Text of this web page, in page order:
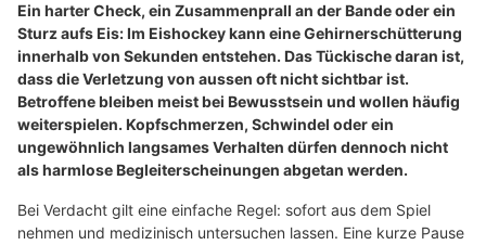
Ein harter Check, ein Zusammenprall an der Bande oder ein
Sturz aufs Eis: Im Eishockey kann eine Gehirnerschütterung
innerhalb von Sekunden entstehen. Das Tückische daran ist,
dass die Verletzung von aussen oft nicht sichtbar ist.
Betroffene bleiben meist bei Bewusstsein und wollen häufig
weiterspielen. Kopfschmerzen, Schwindel oder ein
ungewöhnlich langsames Verhalten dürfen dennoch nicht
als harmlose Begleiterscheinungen abgetan werden.
Bei Verdacht gilt eine einfache Regel: sofort aus dem Spiel
nehmen und medizinisch untersuchen lassen. Eine kurze Pause